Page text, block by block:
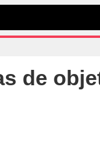
de